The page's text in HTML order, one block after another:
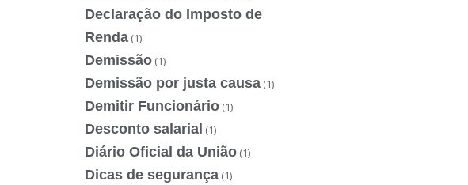
Declaração do Imposto de
Renda (1)
Demissão (1)
Demissão por justa causa (1)
Demitir Funcionário (1)
Desconto salarial (1)
Diário Oficial da União (1)
Dicas de segurança (1)